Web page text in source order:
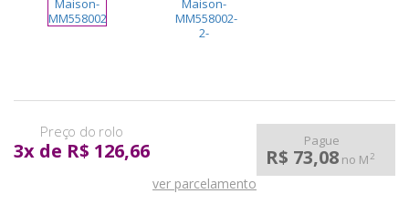
3x de R$ 126,66 Pague
R$ 73,08 no M2
ver parcelamento